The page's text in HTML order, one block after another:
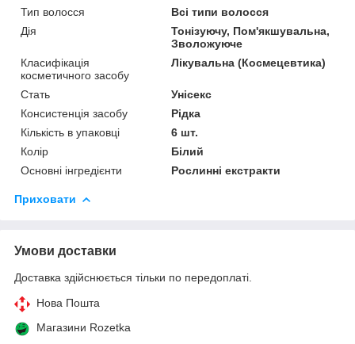
Тип волосся
Всі типи волосся
Дія
Тонізуючу, Пом'якшувальна,
Зволожуюче
Класифікація
косметичного засобу
Лікувальна (Космецевтика)
Стать
Унісекс
Консистенція засобу
Рідка
Кількість в упаковці
6 шт.
Колір
Білий
Основні інгредієнти
Рослинні екстракти
Приховати
Умови доставки
Доставка здійснюється тільки по передоплаті.
Нова Пошта
Магазини Rozetka